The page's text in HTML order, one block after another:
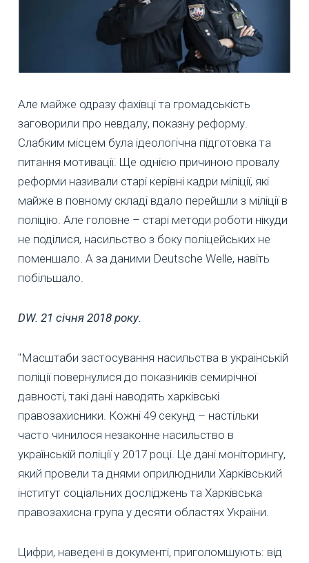
Але майже одразу фахівці та громадськість
заговорили про невдалу, показну реформу.
Слабким місцем була ідеологічна підготовка та
питання мотивації. Ще однією причиною провалу
реформи називали старі керівні кадри міліції, які
майже в повному складі вдало перейшли з міліції в
поліцію. Але головне – старі методи роботи нікуди
не поділися, насильство з боку поліцейських не
поменшало. А за даними Deutsche Welle, навіть
побільшало.
DW. 21 січня 2018 року.
"Масштаби застосування насильства в українській
поліції повернулися до показників семирічної
давності, такі дані наводять харківські
правозахисники. Кожні 49 секунд – настільки
часто чинилося незаконне насильство в
українській поліції у 2017 році. Це дані моніторингу,
який провели та днями оприлюднили Харківський
інститут соціальних досліджень та Харківська
правозахисна група у десяти областях України.
Цифри, наведені в документі, приголомшують: від